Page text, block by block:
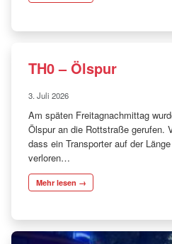
TH0 – Ölspur
3. Juli 2026
Am späten Freitagnachmittag
Ölspur an die Rottstraße gerufen.
dass ein Transporter auf der
verloren…
Mehr lesen →